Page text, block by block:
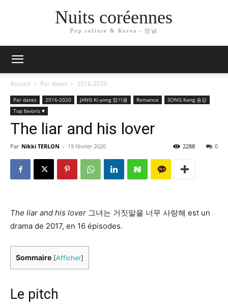
Nuits coréennes
Pop culture & Korea - 만남
Accueil Par dates 2016-2020
Par dates 2016-2020 JANG Ki-yong 장기용 Romance
SONG Kang 송강
Top favoris ♥
The liar and his lover
Par Nikki TERLON - 19 février 2020 0
2288
The liar and his lover 그녀는 거짓말을 너무 사랑해 est un
drama de 2017, en 16 épisodes.
Sommaire [Afficher]
Le pitch